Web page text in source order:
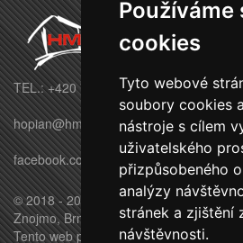
Používáme
cookies
Tyto webové
soubory cookies
nástroje s cílem
uživatelského
přizpůsobeného
analýzy
stránek a zjištění
návštěvnosti.
TEL.: +420 770 695 569
hopian@hmbuilding.cz
facebook.com/HMbuildingstavby
© 2018 - 2026 HM BUILDING s.r.o. -
Znojmo, Brno, Třebíč, Jihlava
Tento web používá k poskytování